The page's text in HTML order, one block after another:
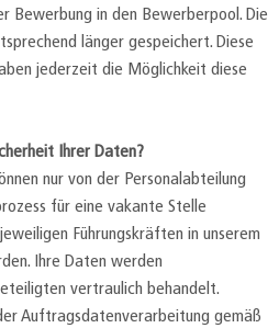
Bewerbung in den Bewerberpool. Die
länger gespeichert. Diese
jederzeit die Möglichkeit diese
Ihrer Daten?
nur von der Personalabteilung
für eine vakante Stelle
Führungskräften in unserem
Ihre Daten werden
vertraulich behandelt.
Auftragsdatenverarbeitung gemäß